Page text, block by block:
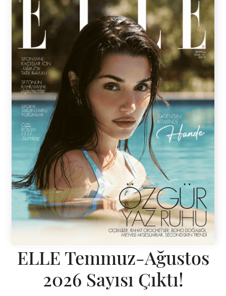
ELLE Temmuz-Ağustos
2026 Sayısı Çıktı!